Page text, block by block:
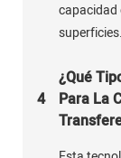
capacidad
superficies.
4
¿Qué
Para La